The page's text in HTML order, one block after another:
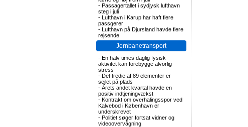
- Passagertallet i sydjysk lufthavn
steg i juli
- Lufthavn i Karup har haft flere
passgerer
- Lufthavn på Djursland havde flere
rejsende
Jernbanetransport
- En halv times daglig fysisk
aktivitet kan forebygge alvorlig
stress
- Det tredie af 89 elementer er
sejlet på plads
- Årets andet kvartal havde en
positiv indtjeningvækst
- Kontrakt om overhalingsspor ved
Kalvebod i København er
underskrevet
- Politiet søger fortsat vidner og
videoovervågning